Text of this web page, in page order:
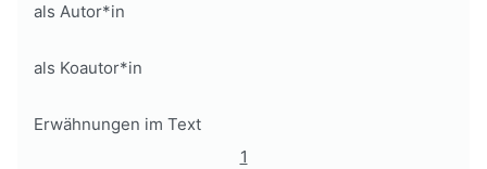
als Autor*in
als Koautor*in
Erwähnungen im Text
1